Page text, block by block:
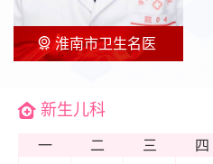
淮南市卫生名医
新生儿科
一 二 三 四